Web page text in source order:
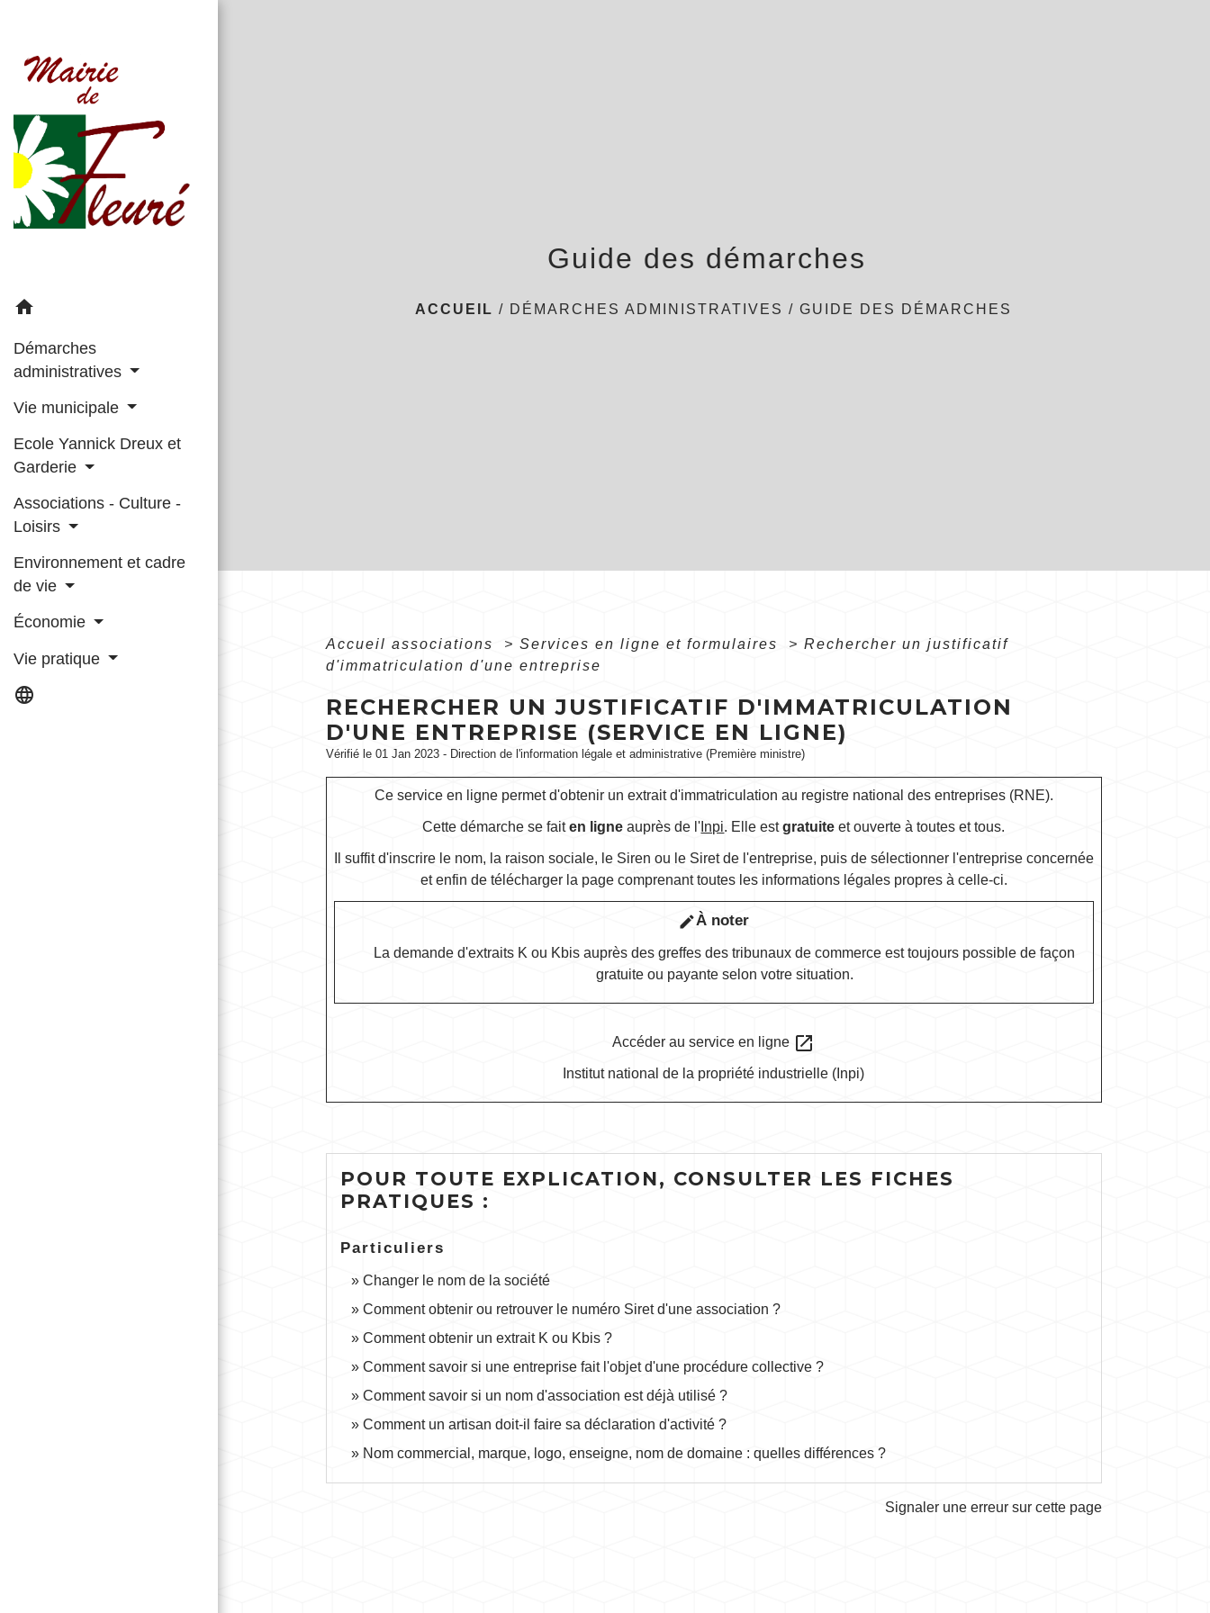
home
Démarches
administratives
Vie municipale
Ecole Yannick Dreux et
Garderie
Associations - Culture -
Loisirs
Environnement et cadre
de vie
Économie
Vie pratique
language
Guide des démarches
ACCUEIL / DÉMARCHES ADMINISTRATIVES /GUIDE DES DÉMARCHES
Accueil associations > Services en ligne et formulaires > Rechercher un justificatif
d'immatriculation d'une entreprise
RECHERCHER UN JUSTIFICATIF D'IMMATRICULATION
D'UNE ENTREPRISE (SERVICE EN LIGNE)
Vérifié le 01 Jan 2023 - Direction de l'information légale et administrative (Première ministre)
Ce service en ligne permet d'obtenir un extrait d'immatriculation au registre national des entreprises (RNE).
Cette démarche se faiten ligne auprès de l' Inpi. Elle estgratuite et ouverte à toutes et tous.
Il suffit d'inscrire le nom, la raison sociale, le Siren ou le Siret de l'entreprise, puis de sélectionner l'entreprise concernée
et enfin de télécharger la page comprenant toutes les informations légales propres à celle-ci.
editÀ noter
La demande d'extraits K ou Kbis auprès des greffes des tribunaux de commerce est toujours possible de façon
gratuite ou payante selon votre situation.
Accéder au service en ligne open_in_new
Institut national de la propriété industrielle (Inpi)
POUR TOUTE EXPLICATION, CONSULTER LES FICHES
PRATIQUES :
Particuliers
Changer le nom de la société
Comment obtenir ou retrouver le numéro Siret d'une association ?
Comment obtenir un extrait K ou Kbis ?
Comment savoir si une entreprise fait l'objet d'une procédure collective ?
Comment savoir si un nom d'association est déjà utilisé ?
Comment un artisan doit-il faire sa déclaration d'activité ?
Nom commercial, marque, logo, enseigne, nom de domaine : quelles différences ?
Signaler une erreur sur cette page